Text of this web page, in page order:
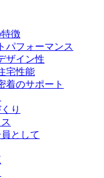
徴
パフォーマンス
ザイン性
宅性能
着のサポート
り
として